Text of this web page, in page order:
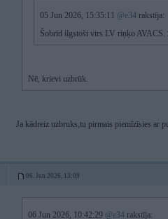
05 Jun 2026, 15:35:11 @e34 rakstīja:
Šobrīd ilgstoši virs LV riņķo AVACS.
Nē, krievi uzbrūk.
Ja kādreiz uzbruks,tu pirmais piemīzīsies ar
06. Jun 2026, 13:09
06 Jun 2026, 10:42:29 @e34 rakstīja: